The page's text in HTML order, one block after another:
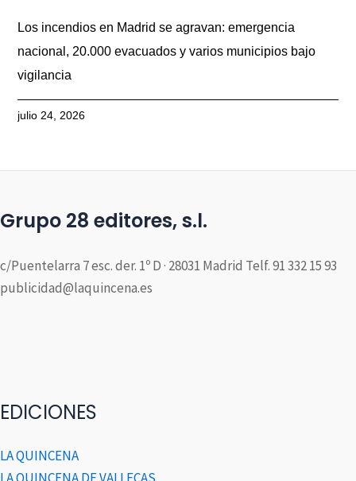
Los incendios en Madrid se agravan: emergencia
nacional, 20.000 evacuados y varios municipios bajo
vigilancia
julio 24, 2026
Grupo 28 editores, s.l.
c/Puentelarra 7 esc. der. 1º D · 28031 Madrid Telf. 91 332 15 93
publicidad@laquincena.es
EDICIONES
LA QUINCENA
LA QUINCENA DE VALLECAS